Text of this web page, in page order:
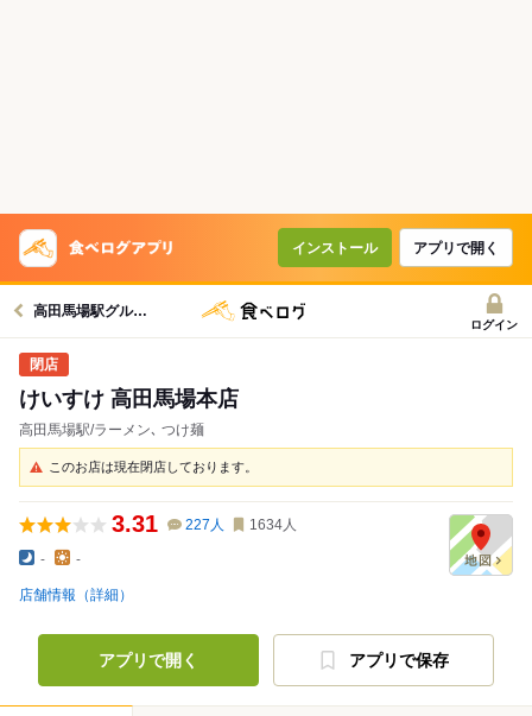
インストール アプリで開く
高田馬場駅グルメへ
ログイン
けいすけ 高田馬場本店
高田馬場駅/ラーメン､ つけ麺
このお店は現在閉店しております。
3.31 227 人 1634人
- -
店舗情報（詳細）
アプリで開く アプリで保存